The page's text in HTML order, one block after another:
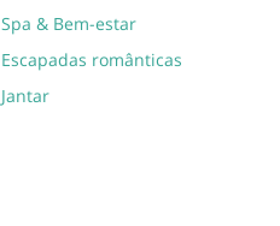
Spa & Bem-estar
Escapadas românticas
Jantar